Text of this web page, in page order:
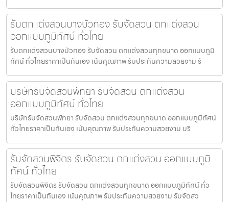
รับตกแต่งสวนบางบัวทอง รับจัดสวน ตกแต่งสวน
ออกแบบภูมิทัศน์ ทั่วไทย
รับตกแต่งสวนบางบัวทอง รับจัดสวน ตกแต่งสวนทุกขนาด ออกแบบภูมิ
ทัศน์ ทั่วไทยราคาเป็นกันเอง เน้นคุณภาพ รับประกันความสวยงาม รั
บริษัทรับจัดสวนพัทยา รับจัดสวน ตกแต่งสวน
ออกแบบภูมิทัศน์ ทั่วไทย
บริษัทรับจัดสวนพัทยา รับจัดสวน ตกแต่งสวนทุกขนาด ออกแบบภูมิทัศน์
ทั่วไทยราคาเป็นกันเอง เน้นคุณภาพ รับประกันความสวยงาม บริ
รับจัดสวนพิจิตร รับจัดสวน ตกแต่งสวน ออกแบบภูมิ
ทัศน์ ทั่วไทย
รับจัดสวนพิจิตร รับจัดสวน ตกแต่งสวนทุกขนาด ออกแบบภูมิทัศน์ ทั่ว
ไทยราคาเป็นกันเอง เน้นคุณภาพ รับประกันความสวยงาม รับจัดสว